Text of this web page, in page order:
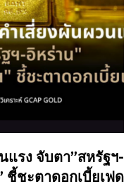
แรง จับตา”สหรัฐฯ-
ชี้ชะตาดอกเบี้ยเฟด